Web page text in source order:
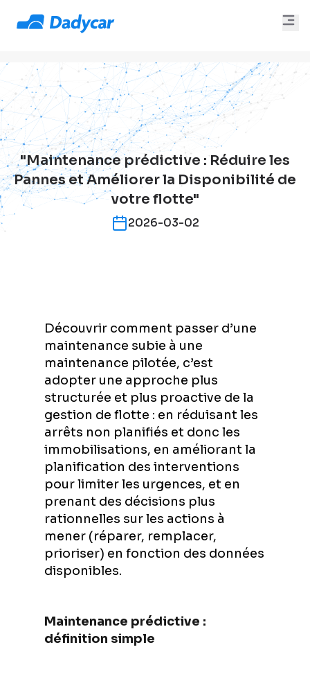
"Maintenance prédictive : Réduire les
Pannes et Améliorer la Disponibilité de
votre flotte"
2026-03-02
Découvrir comment passer d’une
maintenance subie à une
maintenance pilotée, c’est
adopter une approche plus
structurée et plus proactive de la
gestion de flotte : en réduisant les
arrêts non planifiés et donc les
immobilisations, en améliorant la
planification des interventions
pour limiter les urgences, et en
prenant des décisions plus
rationnelles sur les actions à
mener (réparer, remplacer,
prioriser) en fonction des données
disponibles.
Maintenance prédictive :
définition simple